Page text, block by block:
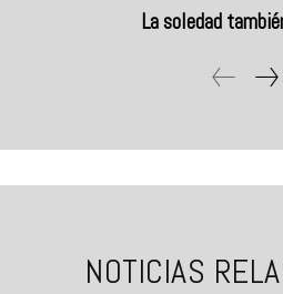
La soledad
NOTICIAS